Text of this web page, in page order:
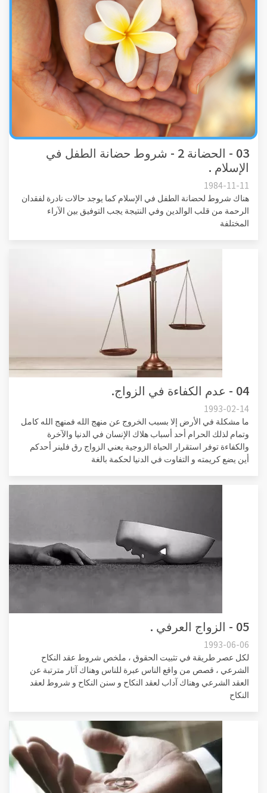
03 - الحضانة 2 - شروط حضانة الطفل في
الإسلام .
1984-11-11
هناك شروط لحضانة الطفل في الإسلام كما يوجد حالات نادرة لفقدان
الرحمة من قلب الوالدين وفي النتيجة يجب التوفيق بين الآراء
المختلفة
04 - عدم الكفاءة في الزواج.
1993-02-14
ما مشكلة في الأرض إلا بسبب الخروج عن منهج الله فمنهج الله كامل
وتمام لذلك الحرام أحد أسباب هلاك الإنسان في الدنيا والآخرة
والكفاءة توفر استقرار الحياة الزوجية يعني الزواج رق فلينر أحدكم
أين يضع كريمته و التفاوت في الدنيا لحكمة بالغة
05 - الزواج العرفي .
1993-06-06
لكل عصر طريقة في تثبيت الحقوق ، ملخص شروط عقد النكاح
الشرعي ، قصص من واقع الناس عبرة للناس وهناك آثار مترتبة عن
العقد الشرعي وهناك آداب لعقد النكاح و سنن النكاح و شروط لعقد
النكاح